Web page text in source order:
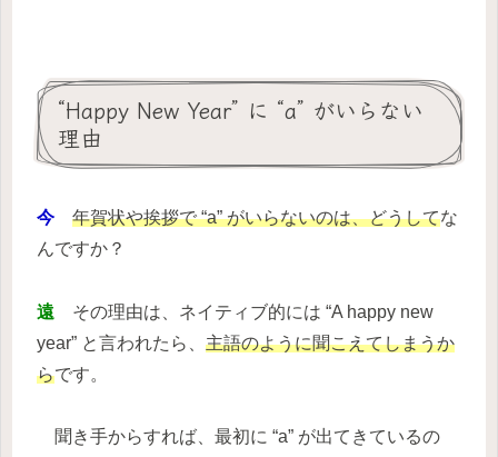
“Happy New Year” に “a” がいらない
理由
今 年賀状や挨拶で “a” がいらないのは、どうしてな
んですか？
遠 その理由は、ネイティブ的には “A happy new
year” と言われたら、 主語のように聞こえてしまうか
らです。
聞き手からすれば、最初に “a” が出てきているの